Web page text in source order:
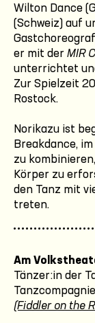
Wilton Dance
(Schweiz) auf
er mit der MIR
unterrichtet
Zur Spielzeit
Rostock.
Norikazu ist
Breakdance,
zu
Körper zu
den Tanz mit
treten.
Am
Tänzer:in der
(Fiddler on the